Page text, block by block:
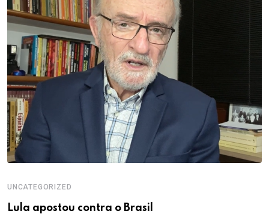
UNCATEGORIZED
Lula apostou contra o Brasil